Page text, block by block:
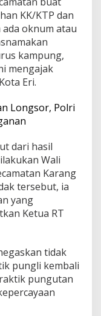
KK/KTP dan
oknum atau
kampung,
mengajak
Eri.
Longsor, Polri
dari hasil
Wali
Karang
tersebut, ia
yang
Ketua RT
tidak
pungli kembali
pungutan